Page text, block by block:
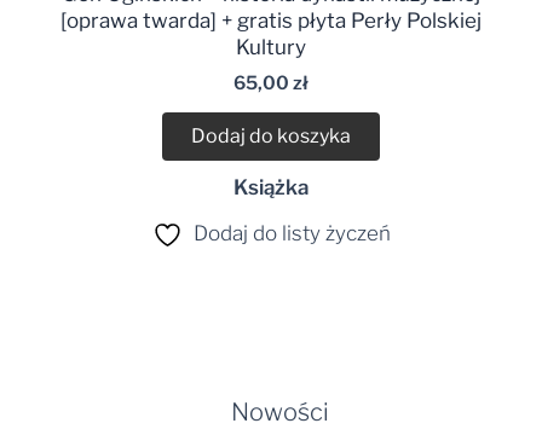
Nowości
[oprawa twarda] + gratis płyta Perły Polskiej
Kultury
65,00 zł
Dodaj do koszyka
Książka
Dodaj do listy życzeń